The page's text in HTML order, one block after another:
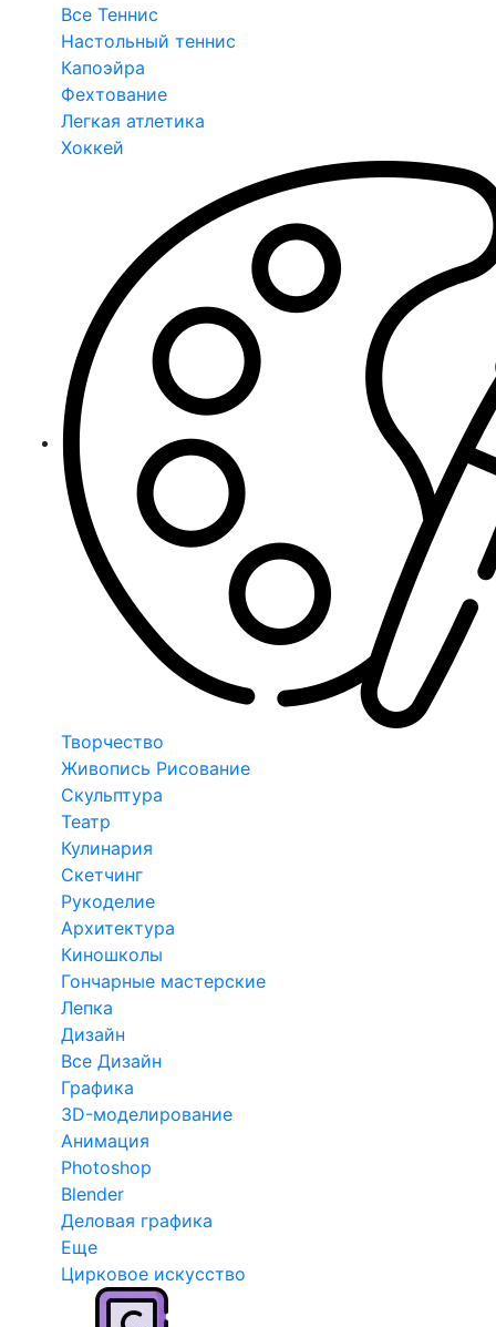
Все Теннис
Настольный теннис
Капоэйра
Фехтование
Легкая атлетика
Хоккей
Творчество
Живопись Рисование
Скульптура
Театр
Кулинария
Скетчинг
Рукоделие
Архитектура
Киношколы
Гончарные мастерские
Лепка
Дизайн
Все Дизайн
Графика
3D-моделирование
Анимация
Photoshop
Blender
Деловая графика
Еще
Цирковое искусство